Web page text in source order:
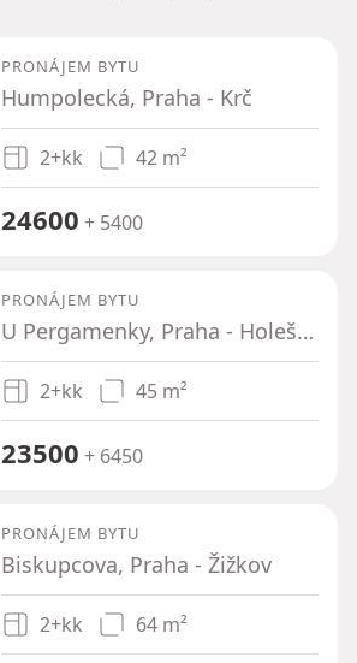
PRONÁJEM BYTU
Humpolecká, Praha - Krč
2+kk 42 m²
24600 + 5400
PRONÁJEM BYTU
U Pergamenky, Praha - Holešovice
2+kk 45 m²
23500 + 6450
PRONÁJEM BYTU
Biskupcova, Praha - Žižkov
2+kk 64 m²